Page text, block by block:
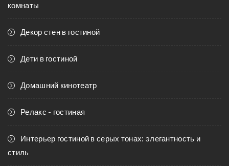
комнаты
Декор стен в гостиной
Дети в гостиной
Домашний кинотеатр
Релакс - гостиная
Интерьер гостиной в серых тонах: элегантность и
стиль